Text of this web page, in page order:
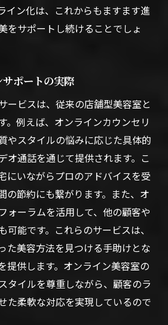
イン化は、これからもますます進
をサポートし続けることでしょ
ポートの実際
ービスは、従来の店舗型美容室と
。例えば、オンラインカウンセリ
やスタイルの悩みに応じた具体的
オ通話を通じて提供されます。こ
にいながらプロのアドバイスを受
の節約にも繋がります。また、オ
ォーラムを活用して、他の顧客や
可能です。これらのサービスは、
た美容方法を見つける手助けとな
提供します。オンライン美容室の
タイルを尊重しながら、顧客のラ
た柔軟な対応を実現しているので